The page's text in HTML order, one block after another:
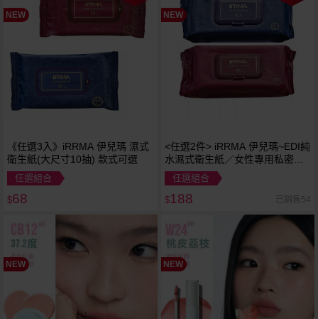
NEW
《任選3入》iRRMA 伊兒瑪 濕式
衛生紙(大尺寸10抽) 款式可選
任選組合
$68
NEW
<任選2件> iRRMA 伊兒瑪~EDI純
水濕式衛生紙／女性專用私密濕
式衛生紙(大尺寸80抽)
任選組合
$188 已銷售54
NEW NEW